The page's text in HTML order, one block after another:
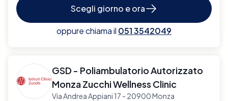
Scegli giorno e ora
oppure chiama il 051 3542049
GSD - Poliambulatorio Autorizzato
Monza Zucchi Wellness Clinic
Via Andrea Appiani 17 - 20900 Monza